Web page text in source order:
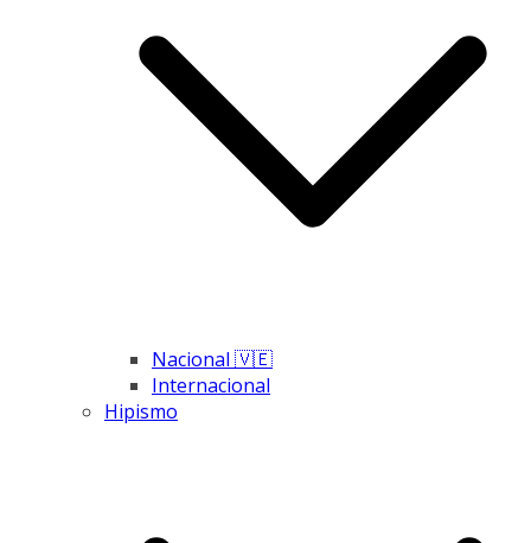
Nacional 🇻🇪
Internacional
Hipismo